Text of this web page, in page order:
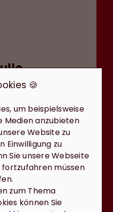
und
super
war bei allen
zur Stelle. Sehr
Belangen.
🍪
um beispielsweise
Medien anzubieten
Website zu
Einwilligung zu
Sie unsere Webseite
müssen
zum Thema
können Sie